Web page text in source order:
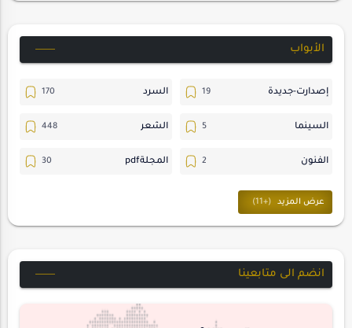
الأبواب
إصدارت-جديدة السرد
السينما الشعر
الفنون المجلةpdf
المسرح
حسن_يارتي حوارات
انضم الى متابعينا